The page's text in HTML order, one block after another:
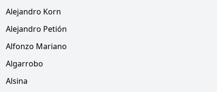
Alejandro Korn
Alejandro Petión
Alfonzo Mariano
Algarrobo
Alsina